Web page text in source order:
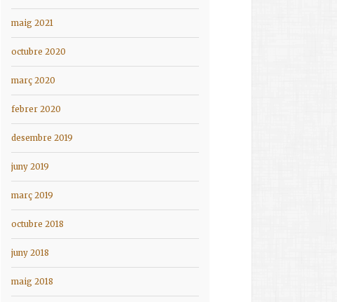
maig 2021
octubre 2020
març 2020
febrer 2020
desembre 2019
juny 2019
març 2019
octubre 2018
juny 2018
maig 2018